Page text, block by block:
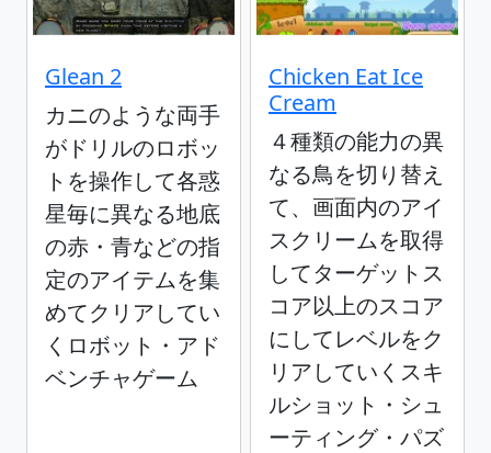
Glean 2
カニのような両手
がドリルのロボッ
トを操作して各惑
星毎に異なる地底
の赤・青などの指
定のアイテムを集
めてクリアしてい
くロボット・アド
ベンチャゲーム
Chicken Eat Ice
Cream
４種類の能力の異
なる鳥を切り替え
て、画面内のアイ
スクリームを取得
してターゲットス
コア以上のスコア
にしてレベルをク
リアしていくスキ
ルショット・シュ
ーティング・パズ